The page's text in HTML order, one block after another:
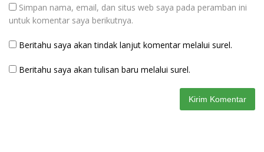
Simpan nama, email, dan situs web saya pada peramban ini
untuk komentar saya berikutnya.
Beritahu saya akan tindak lanjut komentar melalui surel.
Beritahu saya akan tulisan baru melalui surel.